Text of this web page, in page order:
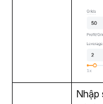
Nhập